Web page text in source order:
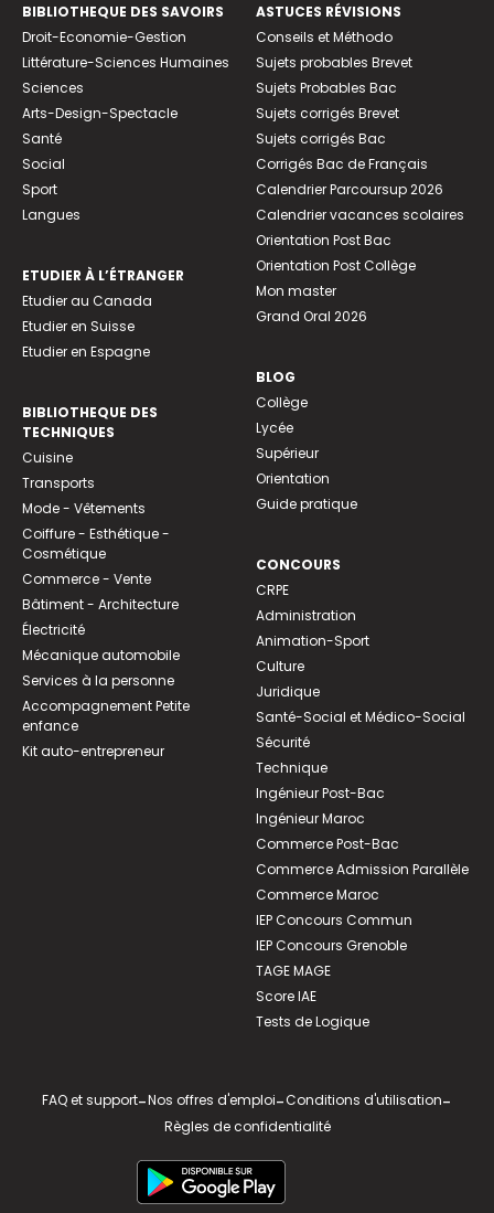
BIBLIOTHEQUE DES SAVOIRS
Droit-Economie-Gestion
Littérature-Sciences Humaines
Sciences
Arts-Design-Spectacle
Santé
Social
Sport
Langues
ETUDIER À L’ÉTRANGER
Etudier au Canada
Etudier en Suisse
Etudier en Espagne
BIBLIOTHEQUE DES
TECHNIQUES
Cuisine
Transports
Mode - Vêtements
Coiffure - Esthétique -
Cosmétique
Commerce - Vente
Bâtiment - Architecture
Électricité
Mécanique automobile
Services à la personne
Accompagnement Petite
enfance
Kit auto-entrepreneur
ASTUCES RÉVISIONS
Conseils et Méthodo
Sujets probables Brevet
Sujets Probables Bac
Sujets corrigés Brevet
Sujets corrigés Bac
Corrigés Bac de Français
Calendrier Parcoursup 2026
Calendrier vacances scolaires
Orientation Post Bac
Orientation Post Collège
Mon master
Grand Oral 2026
BLOG
Collège
Lycée
Supérieur
Orientation
Guide pratique
CONCOURS
CRPE
Administration
Animation-Sport
Culture
Juridique
Santé-Social et Médico-Social
Sécurité
Technique
Ingénieur Post-Bac
Ingénieur Maroc
Commerce Post-Bac
Commerce Admission Parallèle
Commerce Maroc
IEP Concours Commun
IEP Concours Grenoble
TAGE MAGE
Score IAE
Tests de Logique
FAQ et support-Nos offres d'emploi-Conditions d'utilisation-
Règles de confidentialité